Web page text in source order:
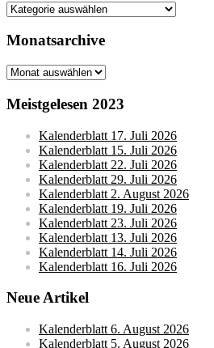
Kategorien
Monatsarchive
Monatsarchive
Meistgelesen 2023
Kalenderblatt 17. Juli 2026
Kalenderblatt 15. Juli 2026
Kalenderblatt 22. Juli 2026
Kalenderblatt 29. Juli 2026
Kalenderblatt 2. August 2026
Kalenderblatt 19. Juli 2026
Kalenderblatt 23. Juli 2026
Kalenderblatt 13. Juli 2026
Kalenderblatt 14. Juli 2026
Kalenderblatt 16. Juli 2026
Neue Artikel
Kalenderblatt 6. August 2026
Kalenderblatt 5. August 2026